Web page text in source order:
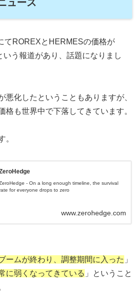
ュース
てROREXとHERMESの価格が
いう報道があり、話題になりまし
悪化したということもありますが、
格も世界中で下落してきています。
。
- On a long enough timeline, the survival
for everyone drops to zero
www.zerohedge.com
ームが終わり、調整期間に入った 」
に弱くなってきている 」ということ